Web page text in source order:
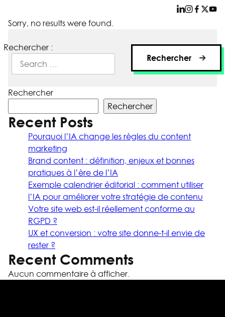
Sorry, no results were found.
Rechercher :
Rechercher
Rechercher
Rechercher
Recent Posts
Pourquoi l’IA change les règles du content
marketing
Brand content : définition, enjeux et bonnes
pratiques à l’ère de l’IA
Exemple calendrier éditorial : comment utiliser
l’IA pour améliorer votre stratégie de contenu
Votre site web est-il réellement conforme au
RGPD ?
UX et conversion : votre site donne-t-il envie de
rester ?
Recent Comments
Aucun commentaire à afficher.